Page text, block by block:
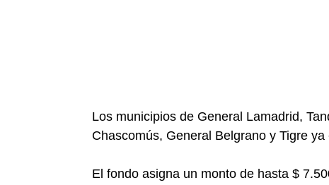
Los municipios de General Lamadrid,
Chascomús, General Belgrano y Tigre
El fondo asigna un monto de hasta $